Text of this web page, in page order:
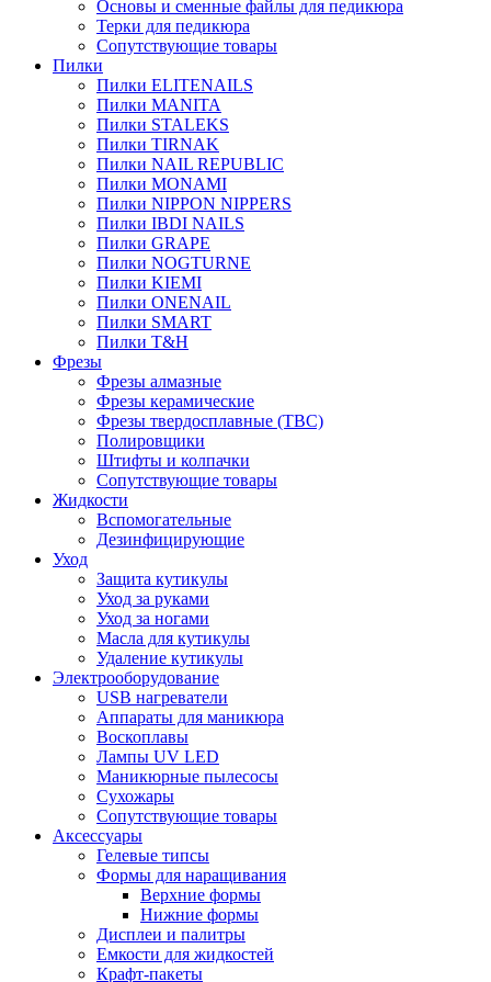
Основы и сменные файлы для педикюра
Терки для педикюра
Сопутствующие товары
Пилки
Пилки ELITENAILS
Пилки MANITA
Пилки STALEKS
Пилки TIRNAK
Пилки NAIL REPUBLIC
Пилки MONAMI
Пилки NIPPON NIPPERS
Пилки IBDI NAILS
Пилки GRAPE
Пилки NOGTURNE
Пилки KIEMI
Пилки ONENAIL
Пилки SMART
Пилки T&H
Фрезы
Фрезы алмазные
Фрезы керамические
Фрезы твердосплавные (ТВС)
Полировщики
Штифты и колпачки
Сопутствующие товары
Жидкости
Вспомогательные
Дезинфицирующие
Уход
Защита кутикулы
Уход за руками
Уход за ногами
Масла для кутикулы
Удаление кутикулы
Электрооборудование
USB нагреватели
Аппараты для маникюра
Воскоплавы
Лампы UV LED
Маникюрные пылесосы
Сухожары
Сопутствующие товары
Аксессуары
Гелевые типсы
Формы для наращивания
Верхние формы
Нижние формы
Дисплеи и палитры
Емкости для жидкостей
Крафт-пакеты